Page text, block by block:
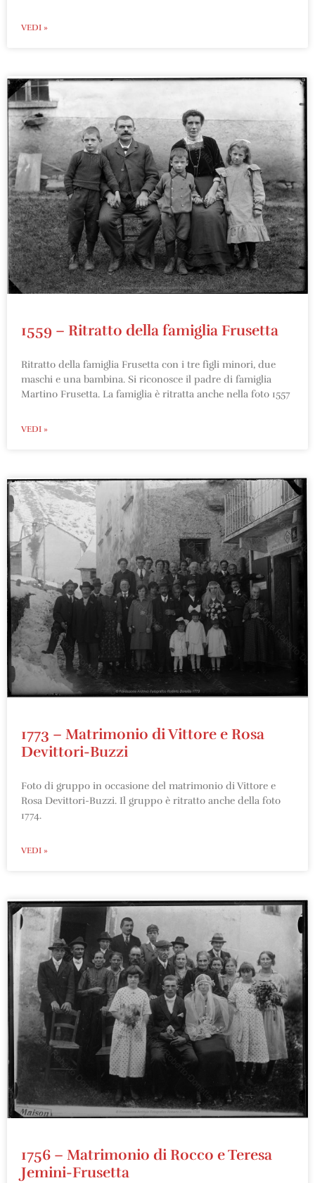
VEDI »
1559 – Ritratto della famiglia Frusetta
Ritratto della famiglia Frusetta con i tre figli minori, due
maschi e una bambina. Si riconosce il padre di famiglia
Martino Frusetta. La famiglia è ritratta anche nella foto 1557
VEDI »
1773 – Matrimonio di Vittore e Rosa
Devittori-Buzzi
Foto di gruppo in occasione del matrimonio di Vittore e
Rosa Devittori-Buzzi. Il gruppo è ritratto anche della foto
1774.
VEDI »
1756 – Matrimonio di Rocco e Teresa
Jemini-Frusetta